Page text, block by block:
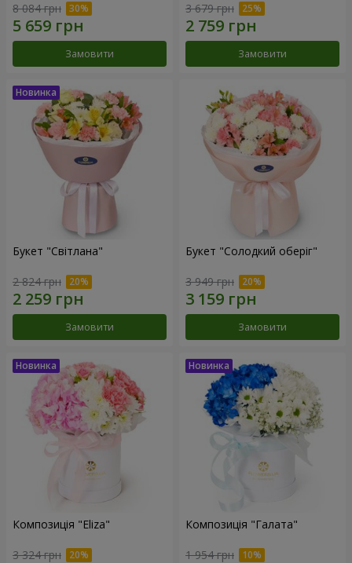
8 084 грн
Замовити
3 679 грн
Замовити
Букет "Світлана"
2 824 грн
Замовити
Букет "Солодкий оберіг"
3 949 грн
Замовити
Композиція "Eliza"
3 324 грн
Композиція "Галата"
1 954 грн